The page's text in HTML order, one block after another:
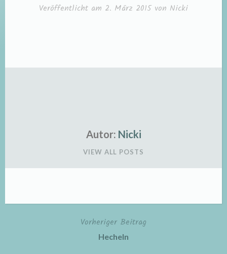
Veröffentlicht am 2. März 2015von Nicki
Autor: Nicki
VIEW ALL POSTS
BeitragsnavigationVorheriger Beitrag
Hecheln